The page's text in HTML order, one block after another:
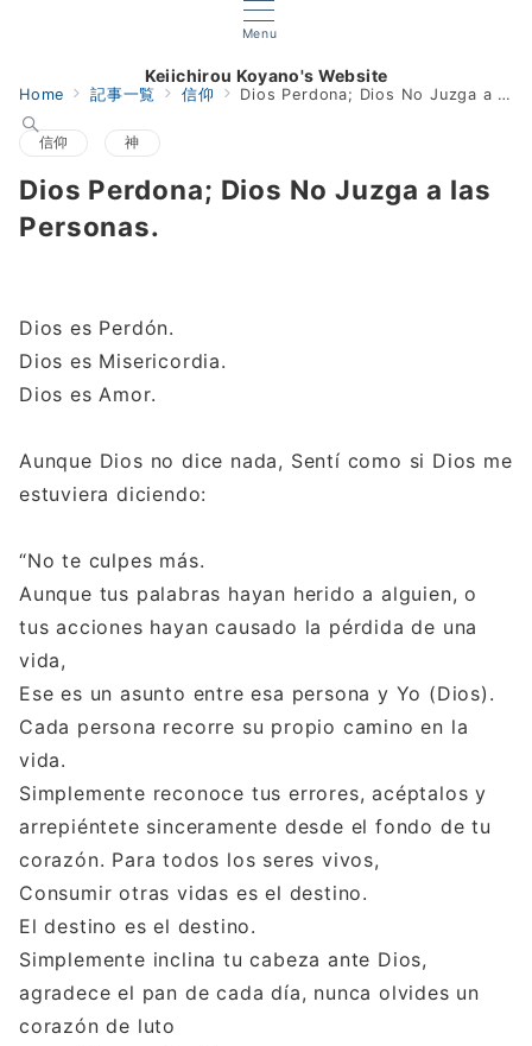
Menu
Keiichirou Koyano's Website
Home 記事一覧 信仰 Dios Perdona; Dios No Juzga a las Personas.
信仰 神
Dios Perdona; Dios No Juzga a las
Personas.
Dios es Perdón.
Dios es Misericordia.
Dios es Amor.
Aunque Dios no dice nada, Sentí como si Dios me
estuviera diciendo:
“No te culpes más.
Aunque tus palabras hayan herido a alguien, o
tus acciones hayan causado la pérdida de una
vida,
Ese es un asunto entre esa persona y Yo (Dios).
Cada persona recorre su propio camino en la
vida.
Simplemente reconoce tus errores, acéptalos y
arrepiéntete sinceramente desde el fondo de tu
corazón. Para todos los seres vivos,
Consumir otras vidas es el destino.
El destino es el destino.
Simplemente inclina tu cabeza ante Dios,
agradece el pan de cada día, nunca olvides un
corazón de luto